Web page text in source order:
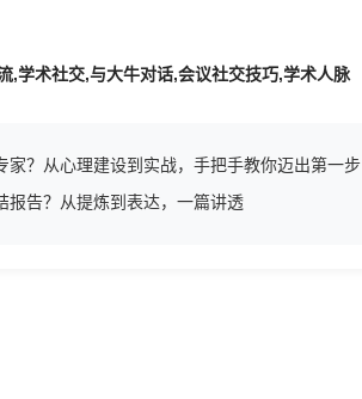
,学术社交,与大牛对话,会议社交技巧,学术人脉
家？从心理建设到实战，手把手教你迈出第一步
报告？从提炼到表达，一篇讲透